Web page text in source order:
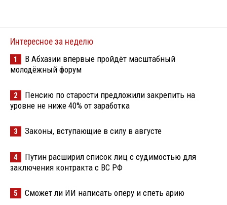
Интересное за неделю
1
В Абхазии впервые пройдёт масштабный
молодёжный форум
2
Пенсию по старости предложили закрепить на
уровне не ниже 40% от заработка
3 Законы, вступающие в силу в августе
4
Путин расширил список лиц с судимостью для
заключения контракта с ВС РФ
5 Сможет ли ИИ написать оперу и спеть арию